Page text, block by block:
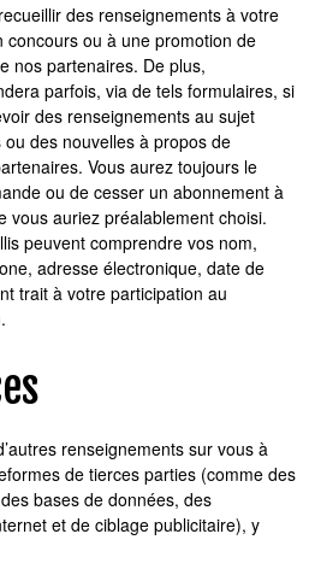
des renseignements à votre
concours ou à une promotion de
nos partenaires. De plus,
parfois, via de tels formulaires, si
des renseignements au sujet
ou des nouvelles à propos de
Vous aurez toujours le
ou de cesser un abonnement à
vous auriez préalablement choisi.
peuvent comprendre vos nom,
adresse électronique, date de
trait à votre participation au
renseignements sur vous à
de tierces parties (comme des
bases de données, des
et de ciblage publicitaire), y